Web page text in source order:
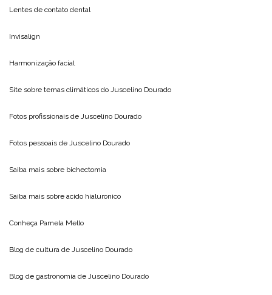
Lentes de contato dental
Invisalign
Harmonização facial
Site sobre temas climáticos do Juscelino Dourado
Fotos profissionais de Juscelino Dourado
Fotos pessoais de Juscelino Dourado
Saiba mais sobre bichectomia
Saiba mais sobre acido hialuronico
Conheça Pamela Mello
Blog de cultura de Juscelino Dourado
Blog de gastronomia de Juscelino Dourado